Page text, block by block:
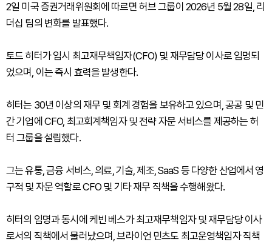
2일 미국 증권거래위원회에 따르면 허브 그룹이 2026년 5월 28일, 리
더십 팀의 변화를 발표했다.
토드 히터가 임시 최고재무책임자(CFO) 및 재무담당 이사로 임명되
었으며, 이는 즉시 효력을 발생한다.
히터는 30년 이상의 재무 및 회계 경험을 보유하고 있으며, 공공 및 민
간 기업에 CFO, 최고회계책임자 및 전략 자문 서비스를 제공하는 허
터 그룹을 설립했다.
그는 유통, 금융 서비스, 의료, 기술, 제조, SaaS 등 다양한 산업에서 영
구적 및 자문 역할로 CFO 및 기타 재무 직책을 수행해왔다.
히터의 임명과 동시에 케빈 베스가 최고재무책임자 및 재무담당 이사
로서의 직책에서 물러났으며, 브라이언 민츠도 최고운영책임자 직책